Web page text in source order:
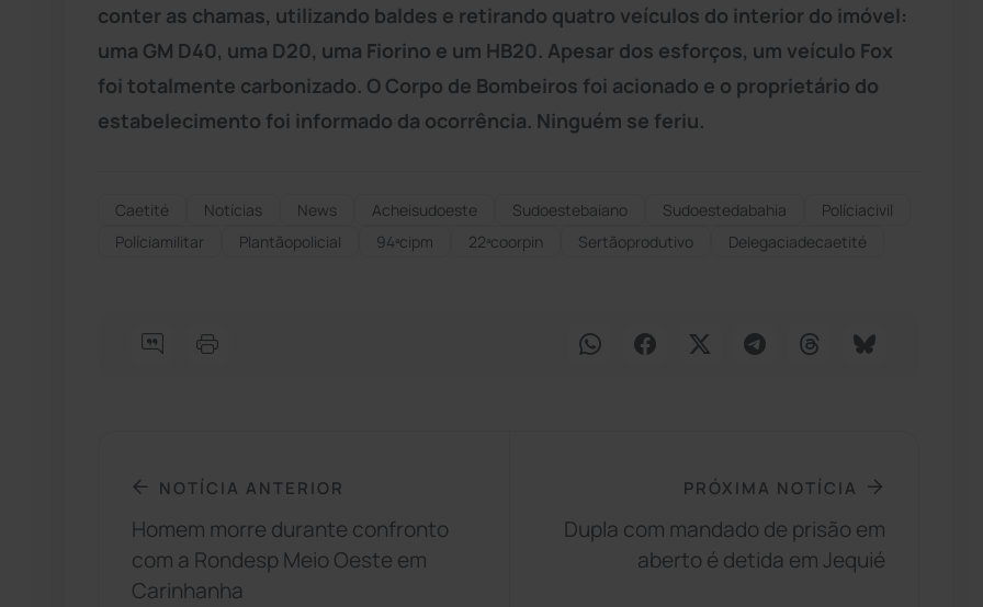
conter as chamas, utilizando baldes e retirando quatro veículos do interior do imóvel:
uma GM D40, uma D20, uma Fiorino e um HB20. Apesar dos esforços, um veículo Fox
foi totalmente carbonizado. O Corpo de Bombeiros foi acionado e o proprietário do
estabelecimento foi informado da ocorrência. Ninguém se feriu.
Caetité Notícias News Acheisudoeste Sudoestebaiano Sudoestedabahia
Políciacivil
Políciamilitar
Plantãopolicial 94ªcipm 22ªcoorpin Sertãoprodutivo Delegaciadecaetité
NOTÍCIA ANTERIOR
Homem morre durante confronto
com a Rondesp Meio Oeste em
Carinhanha
PRÓXIMA NOTÍCIA
Dupla com mandado de prisão em
aberto é detida em Jequié